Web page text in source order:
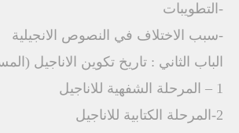
-التطويبات
-سبب الاختلاف في النصوص الانجيلية
الباب الثاني : تاريخ تكوين الاناجيل
1 – المرحلة الشفهية للاناجيل
2-المرحلة الكتابية للاناجيل